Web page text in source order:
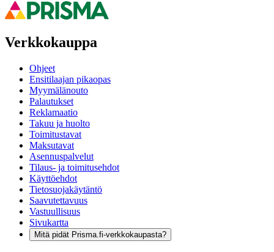
Verkkokauppa
Ohjeet
Ensitilaajan pikaopas
Myymälänouto
Palautukset
Reklamaatio
Takuu ja huolto
Toimitustavat
Maksutavat
Asennuspalvelut
Tilaus- ja toimitusehdot
Käyttöehdot
Tietosuojakäytäntö
Saavutettavuus
Vastuullisuus
Sivukartta
Mitä pidät Prisma.fi-verkkokaupasta?